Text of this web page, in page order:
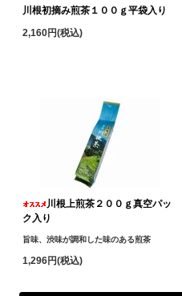
川根初摘み煎茶１００ｇ平袋入り
2,160円(税込)
川根上煎茶２００ｇ真空パッ
ク入り
旨味、渋味が調和した味のある煎茶
1,296円(税込)